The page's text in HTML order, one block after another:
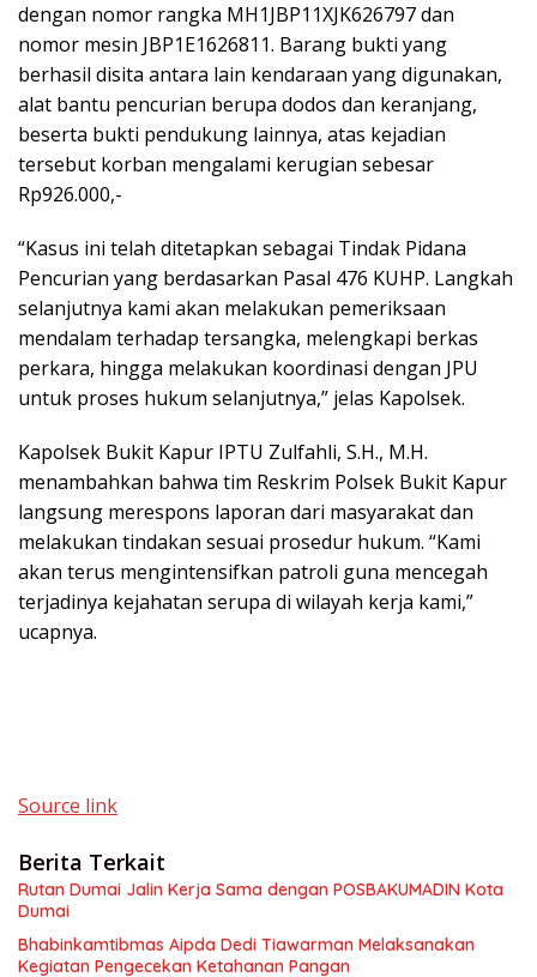
dengan nomor rangka MH1JBP11XJK626797 dan
nomor mesin JBP1E1626811. Barang bukti yang
berhasil disita antara lain kendaraan yang digunakan,
alat bantu pencurian berupa dodos dan keranjang,
beserta bukti pendukung lainnya, atas kejadian
tersebut korban mengalami kerugian sebesar
Rp926.000,-
“Kasus ini telah ditetapkan sebagai Tindak Pidana
Pencurian yang berdasarkan Pasal 476 KUHP. Langkah
selanjutnya kami akan melakukan pemeriksaan
mendalam terhadap tersangka, melengkapi berkas
perkara, hingga melakukan koordinasi dengan JPU
untuk proses hukum selanjutnya,” jelas Kapolsek.
Kapolsek Bukit Kapur IPTU Zulfahli, S.H., M.H.
menambahkan bahwa tim Reskrim Polsek Bukit Kapur
langsung merespons laporan dari masyarakat dan
melakukan tindakan sesuai prosedur hukum. “Kami
akan terus mengintensifkan patroli guna mencegah
terjadinya kejahatan serupa di wilayah kerja kami,”
ucapnya.
Source link
Berita Terkait
Rutan Dumai Jalin Kerja Sama dengan POSBAKUMADIN Kota
Dumai
Bhabinkamtibmas Aipda Dedi Tiawarman Melaksanakan
Kegiatan Pengecekan Ketahanan Pangan